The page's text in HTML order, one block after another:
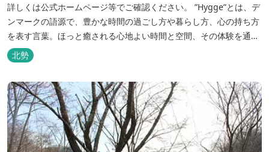
詳しくは公式ホームページ等でご確認ください。 ”Hygge”とは、デ
ンマークの語源で、豊かな時間の過ごし方や暮らし方、心の持ち方
を表す言葉。ほっと癒される心地よい時間と空間、その体験を通し
て得られる幸福感のことです。 デンマーク発のアウトドアブランド
「Nordisk（ノルディスク）」と三重県いなべ市が連携して手がけ
た日本初のアウトドアフィールドが、2023年４月３日にオープンし
ました...
北勢